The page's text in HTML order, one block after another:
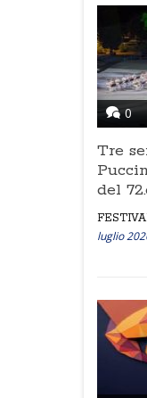
0
Tre
del
luglio